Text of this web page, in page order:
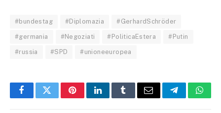
#bundestag #Diplomazia #GerhardSchröder
#germania #Negoziati #PoliticaEstera #Putin
#russia #SPD #unioneeuropea
FacebookTwitterPinterestLinkedInTumblrEmail Telegram